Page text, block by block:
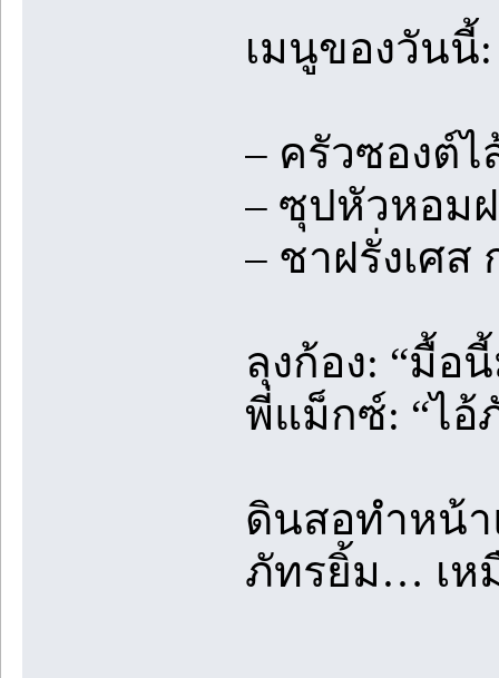
เมนูของวันนี้:
– ครัวซองต์
– ซุปหัวหอมฝ
– ชาฝรั่งเศส
ลุงก้อง: “มื้อ
พี่แม็กซ์: “ไอ้
ดินสอทำหน้า
ภัทรยิ้ม… เห